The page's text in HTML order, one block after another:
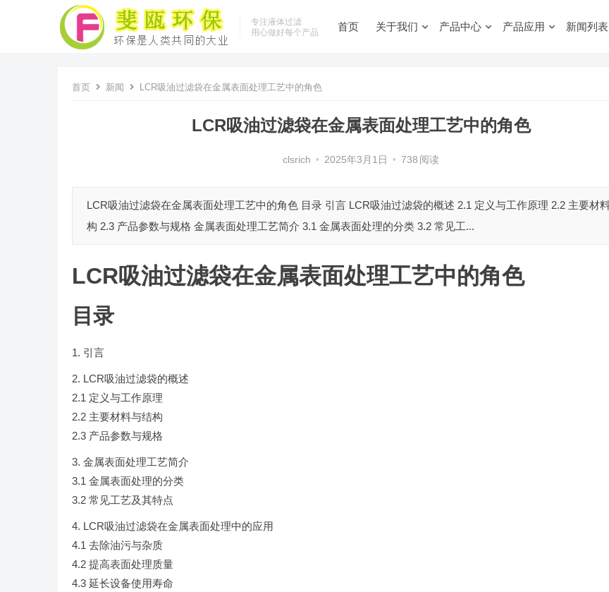
专注液体过滤
用心做好每个产品
首页 关于我们 产品中心 产品应用 新闻列表
首页 新闻 LCR吸油过滤袋在金属表面处理工艺中的角色
LCR吸油过滤袋在金属表面处理工艺中的角色
clsrich • 2025年3月1日 • 738 阅读
LCR吸油过滤袋在金属表面处理工艺中的角色 目录 引言 LCR吸油过滤袋的概述 2.1 定义与工作原理 2.2 主要材
构 2.3 产品参数与规格 金属表面处理工艺简介 3.1 金属表面处理的分类 3.2 常见工...
LCR吸油过滤袋在金属表面处理工艺中的角色
目录
引言
LCR吸油过滤袋的概述
2.1 定义与工作原理
2.2 主要材料与结构
2.3 产品参数与规格
金属表面处理工艺简介
3.1 金属表面处理的分类
3.2 常见工艺及其特点
LCR吸油过滤袋在金属表面处理中的应用
4.1 去除油污与杂质
4.2 提高表面处理质量
4.3 延长设备使用寿命